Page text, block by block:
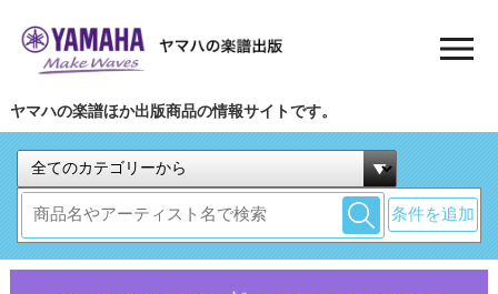
ヤマハの楽譜ほか出版商品の情報サイトです。
条件を追加